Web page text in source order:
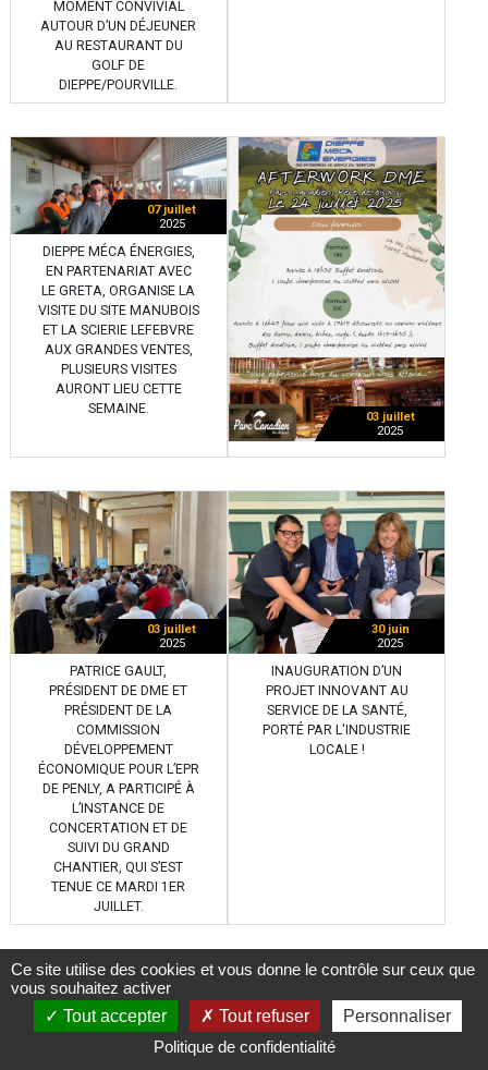
MOMENT CONVIVIAL
AUTOUR D’UN DÉJEUNER
AU RESTAURANT DU
GOLF DE
DIEPPE/POURVILLE.
07 juillet
2025
DIEPPE MÉCA ÉNERGIES,
EN PARTENARIAT AVEC
LE GRETA, ORGANISE LA
VISITE DU SITE MANUBOIS
ET LA SCIERIE LEFEBVRE
AUX GRANDES VENTES,
PLUSIEURS VISITES
AURONT LIEU CETTE
SEMAINE.
03 juillet
2025
03 juillet
2025
PATRICE GAULT,
PRÉSIDENT DE DME ET
PRÉSIDENT DE LA
COMMISSION
DÉVELOPPEMENT
ÉCONOMIQUE POUR L’EPR
DE PENLY, A PARTICIPÉ À
L’INSTANCE DE
CONCERTATION ET DE
SUIVI DU GRAND
CHANTIER, QUI S’EST
TENUE CE MARDI 1ER
JUILLET.
30 juin
2025
INAUGURATION D’UN
PROJET INNOVANT AU
SERVICE DE LA SANTÉ,
PORTÉ PAR L'INDUSTRIE
LOCALE !
26 juin
2025
Ce site utilise des cookies et vous donne le contrôle sur ceux que
vous souhaitez activer
Tout accepter
Tout refuser
Personnaliser
Politique de confidentialité